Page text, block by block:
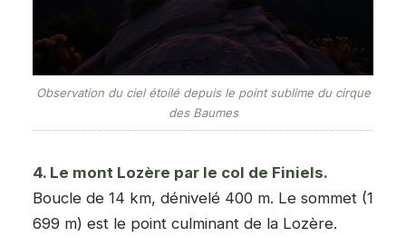
Observation du ciel étoilé depuis le point sublime du cirque
des Baumes
4. Le mont Lozère par le col de Finiels.
Boucle de 14 km, dénivelé 400 m. Le sommet (1
699 m) est le point culminant de la Lozère.